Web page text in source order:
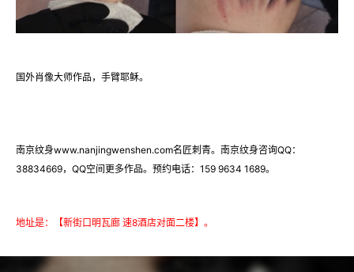
国外肖像大师作品，手臂耶稣。
南京纹身www.nanjingwenshen.com名匠刺青。南京纹身咨询QQ：
38834669，QQ空间更多作品。预约电话：159 9634 1689。
地址是：【新街口明瓦廊 速8酒店对面二楼】。